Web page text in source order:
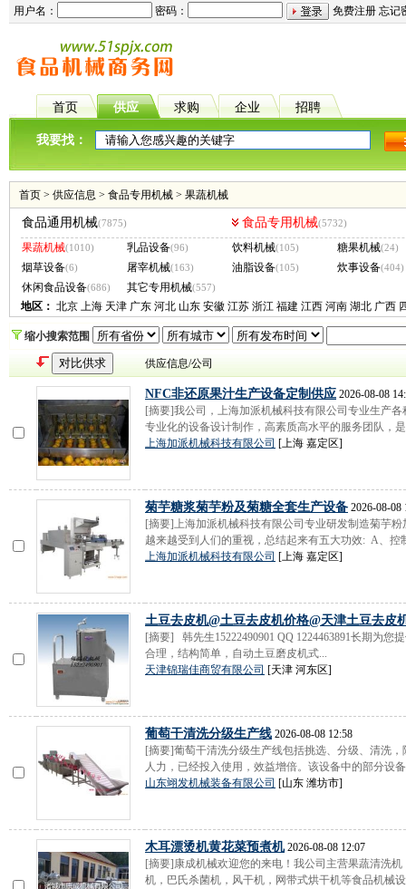
用户名： 密码： 免费注册 忘记
首页 供应 求购 企业 招聘
我要找：
首页 > 供应信息 > 食品专用机械 > 果蔬机械
食品通用机械(7875) 食品专用机械(5732)
果蔬机械(1010) 乳品设备(96) 饮料机械(105) 糖果机械(24)
烟草设备(6) 屠宰机械(163) 油脂设备(105) 炊事设备(404)
休闲食品设备(686) 其它专用机械(557)
地区： 北京 上海 天津 广东 河北 山东 安徽 江苏 浙江 福建 江西 河南 湖北 广西
缩小搜索范围
供应信息/公司
NFC非还原果汁生产设备定制供应 2026-08-08
[摘要]我公司，上海加派机械科技有限公司专业生产
专业化的设备设计制作，高素质高水平的服务团队，
上海加派机械科技有限公司 [上海 嘉定区]
菊芋糖浆菊芋粉及菊糖全套生产设备 2026-08-08
[摘要]上海加派机械科技有限公司专业研发制造菊芋
越来越受到人们的重视，总结起来有五大功效: A、控
上海加派机械科技有限公司 [上海 嘉定区]
土豆去皮机@土豆去皮机价格@天津土豆去皮
[摘要] 韩先生15222490901 QQ 1224463891长期为您
合理，结构简单，自动土豆磨皮机式...
天津锦瑞佳商贸有限公司 [天津 河东区]
葡萄干清洗分级生产线 2026-08-08 12:58
[摘要]葡萄干清洗分级生产线包括挑选、分级、清洗
人力，已经投入使用，效益增倍。该设备中的部分设
山东翊发机械装备有限公司 [山东 潍坊市]
木耳漂烫机黄花菜预煮机2026-08-08 12:07
[摘要]康成机械欢迎您的来电！我公司主营果蔬清洗
机，巴氏杀菌机，风干机，网带式烘干机等食品机械